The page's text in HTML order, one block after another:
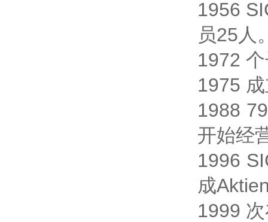
1956
员25人
1972
1975
1988
开始经
1996
成
1999